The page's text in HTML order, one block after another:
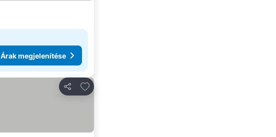
Árak megjelenítése
Megosztás
Hozzáadás a kedvencekhez